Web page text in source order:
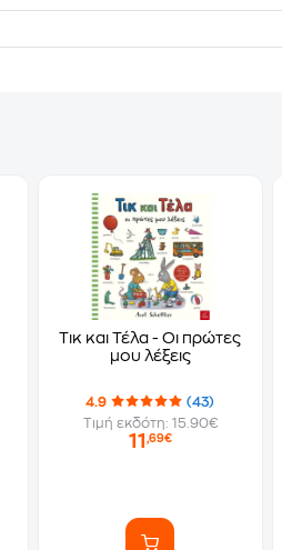
Τικ και Τέλα - Oι πρώτες
μου λέξεις
4.9
(43)
Τιμή εκδότη: 15.90€
11 ,69€